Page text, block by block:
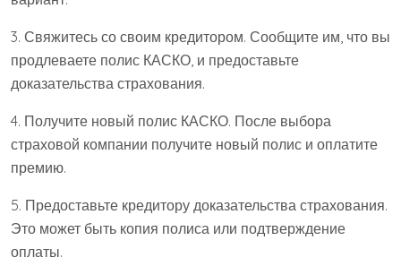
3. Свяжитесь со своим кредитором. Сообщите им, что вы
продлеваете полис КАСКО, и предоставьте
доказательства страхования.
4. Получите новый полис КАСКО. После выбора
страховой компании получите новый полис и оплатите
премию.
5. Предоставьте кредитору доказательства страхования.
Это может быть копия полиса или подтверждение
оплаты.